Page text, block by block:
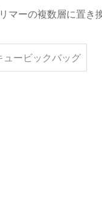
ーの複数層に置き
ュービックバッグ